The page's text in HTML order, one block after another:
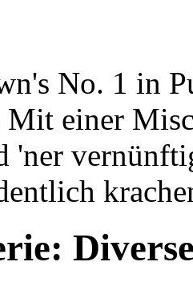
No. 1 in
Mit einer
'ner